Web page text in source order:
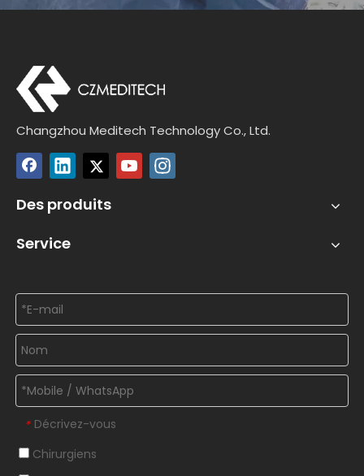
Changzhou Meditech Technology Co., Ltd.
Des produits
Service
* Décrivez-vous
Chirurgiens